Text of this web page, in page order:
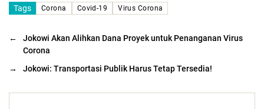
Tags Corona Covid-19 Virus Corona
←
Jokowi Akan Alihkan Dana Proyek untuk Penanganan Virus
Corona
→
Jokowi: Transportasi Publik Harus Tetap Tersedia!